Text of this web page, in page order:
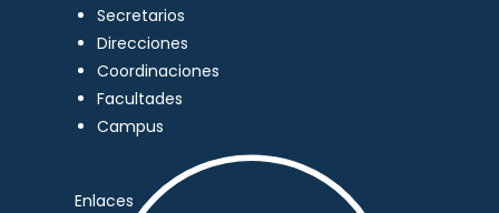
Secretarios
Direcciones
Coordinaciones
Facultades
Campus
Enlaces